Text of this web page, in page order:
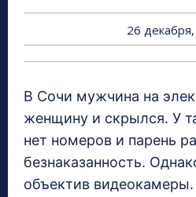
26
В Сочи мужчина на
женщину и скрылся. У
нет номеров и парень
безнаказанность.
объектив